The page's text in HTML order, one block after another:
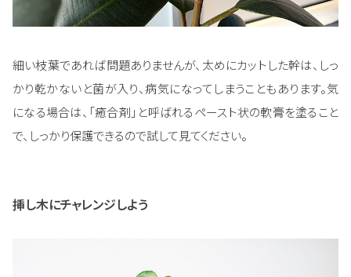
細い枝葉であれば問題ありませんが、太めにカットした幹は、しっ
かり乾かないと菌が入り、病気になってしまうこともあります。気
になる場合は、「癒合剤」と呼ばれるペースト状の軟膏を塗ること
で、しっかり保護できるので試して見てください。
挿し木にチャレンジしよう